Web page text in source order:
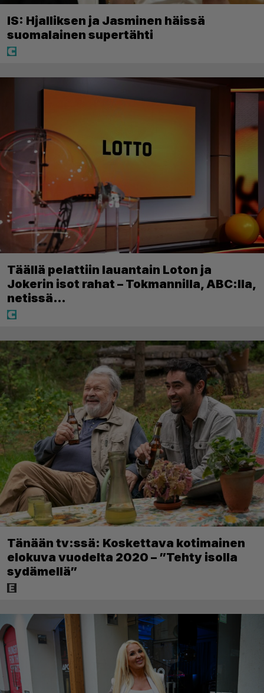
IS: Hjalliksen ja Jasminen häissä
suomalainen supertähti
Täällä pelattiin lauantain Loton ja
Jokerin isot rahat – Tokmannilla, ABC:lla,
netissä…
Tänään tv:ssä: Koskettava kotimainen
elokuva vuodelta 2020 – ”Tehty isolla
sydämellä”